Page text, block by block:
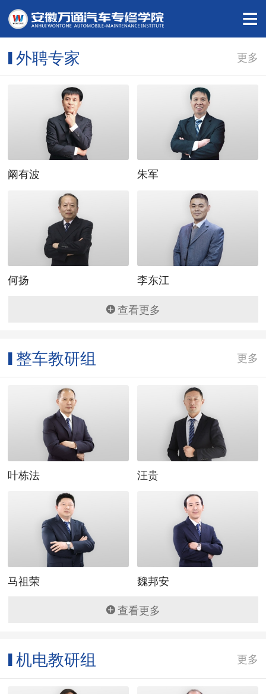
更多
▌ 外聘专家
阚有波 朱军
何扬
李东江
查看更多
更多
▌ 整车教研组
叶栋法 汪贵
马祖荣
魏邦安
查看更多
更多
▌ 机电教研组